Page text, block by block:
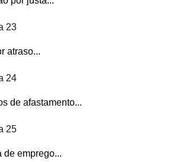
23
atraso...
24
de afastamento...
25
de emprego...